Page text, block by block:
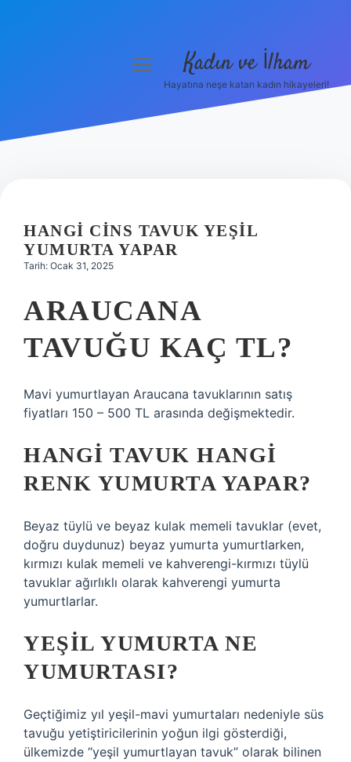
Hakkımızda
menüyü
Kadın ve İlham
Hayatına neşe katan kadın hikayeleri!
HANGI CINS TAVUK YEŞIL
YUMURTA YAPAR
Tarih: Ocak 31, 2025
ARAUCANA
TAVUĞU KAÇ TL?
Mavi yumurtlayan Araucana tavuklarının satış
fiyatları 150 – 500 TL arasında değişmektedir.
HANGI TAVUK HANGI
RENK YUMURTA YAPAR?
Beyaz tüylü ve beyaz kulak memeli tavuklar (evet,
doğru duydunuz) beyaz yumurta yumurtlarken,
kırmızı kulak memeli ve kahverengi-kırmızı tüylü
tavuklar ağırlıklı olarak kahverengi yumurta
yumurtlarlar.
YEŞIL YUMURTA NE
YUMURTASI?
Geçtiğimiz yıl yeşil-mavi yumurtaları nedeniyle süs
tavuğu yetiştiricilerinin yoğun ilgi gösterdiği,
ülkemizde “yeşil yumurtlayan tavuk” olarak bilinen